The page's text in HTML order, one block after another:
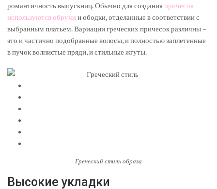
романтичность выпускниц. Обычно для созданияпричесок
используются обручи и ободки, отделанные в соответствии с
выбранным платьем. Вариации греческих причесок различны –
это и частично подобранные волосы, и полностью заплетенные
в пучок волнистые пряди, и стильные жгуты.
Греческий стиль образа
Высокие укладки